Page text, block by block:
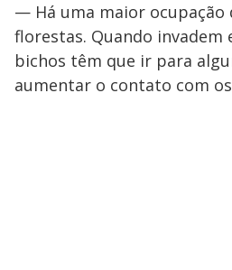
— Há uma maior ocupação
florestas. Quando invadem
bichos têm que ir para
aumentar o contato com